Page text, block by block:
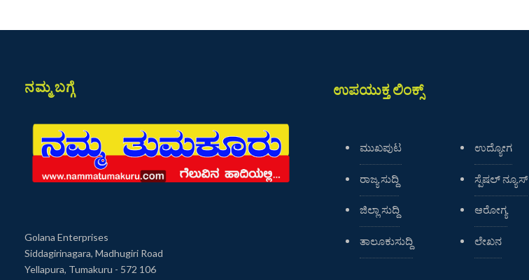
ನಮ್ಮ ಬಗ್ಗೆ
Golana Enterprises
Siddagirinagara, Madhugiri Road
Yellapura, Tumakuru - 572 106
ಉಪಯುಕ್ತ ಲಿಂಕ್ಸ್
ಮುಖಪುಟ
ರಾಜ್ಯ ಸುದ್ದಿ
ಜಿಲ್ಲಾ ಸುದ್ದಿ
ತಾಲೂಕುಸುದ್ದಿ
ಉದ್ಯೋಗ
ಸ್ಪೆಷಲ್ ನ್ಯೂಸ್
ಆರೋಗ್ಯ
ಲೇಖನ